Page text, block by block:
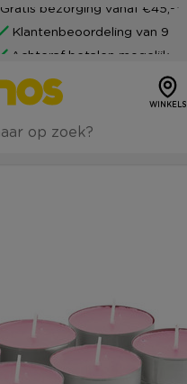
Gratis bezorging vanaf €45,-*
Klantenbeoordeling van 9
Achteraf betalen mogelijk
WINKELS